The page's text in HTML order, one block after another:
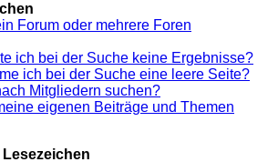
Forum oder mehrere Foren
ich bei der Suche keine Ergebnisse?
ich bei der Suche eine leere Seite?
Mitgliedern suchen?
eigenen Beiträge und Themen